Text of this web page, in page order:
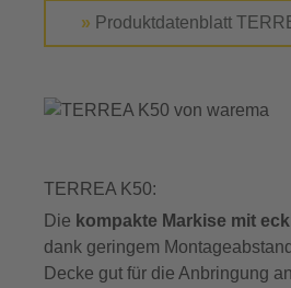
» Produktdatenblatt
TERREA K50:
Die kompakte Markise mit
dank geringem
Decke gut für die Anbringung